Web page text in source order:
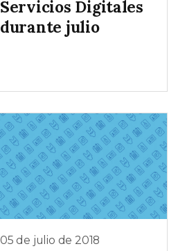
Servicios Digitales
durante julio
05 de julio de 2018